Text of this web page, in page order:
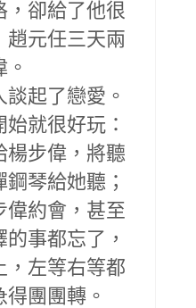
，卻給了他很
趙元任三天兩
起了戀愛。
就很好玩：
楊步偉，將聽
琴給她聽；
偉約會，甚至
事都忘了，
，左等右等都
團團轉。